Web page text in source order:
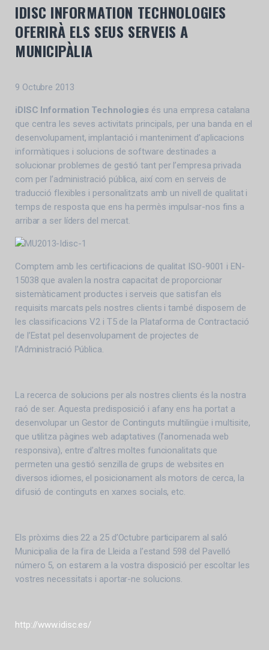
IDISC INFORMATION TECHNOLOGIES
OFERIRÀ ELS SEUS SERVEIS A
MUNICIPÀLIA
9 Octubre 2013
iDISC Information Technologies és una empresa catalana
que centra les seves activitats principals, per una banda en el
desenvolupament, implantació i manteniment d’aplicacions
informàtiques i solucions de software destinades a
solucionar problemes de gestió tant per l’empresa privada
com per l’administració pública, així com en serveis de
traducció flexibles i personalitzats amb un nivell de qualitat i
temps de resposta que ens ha permès impulsar-nos fins a
arribar a ser líders del mercat.
Comptem amb les certificacions de qualitat ISO-9001 i EN-
15038 que avalen la nostra capacitat de proporcionar
sistemàticament productes i serveis que satisfan els
requisits marcats pels nostres clients i també disposem de
les classificacions V2 i T5 de la Plataforma de Contractació
de l’Estat pel desenvolupament de projectes de
l’Administració Pública.
La recerca de solucions per als nostres clients és la nostra
raó de ser. Aquesta predisposició i afany ens ha portat a
desenvolupar un Gestor de Continguts multilingüe i multisite,
que utilitza pàgines web adaptatives (l’anomenada web
responsiva), entre d’altres moltes funcionalitats que
permeten una gestió senzilla de grups de websites en
diversos idiomes, el posicionament als motors de cerca, la
difusió de continguts en xarxes socials, etc.
Els pròxims dies 22 a 25 d’Octubre participarem al saló
Municipalia de la fira de Lleida a l’estand 598 del Pavelló
número 5, on estarem a la vostra disposició per escoltar les
vostres necessitats i aportar-ne solucions.
http://www.idisc.es/